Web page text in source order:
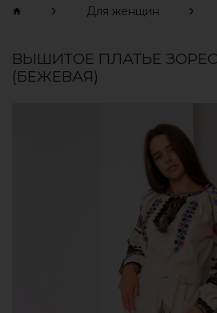
Для женщин
ВЫШИТОЕ ПЛАТЬЕ
(БЕЖЕВАЯ)